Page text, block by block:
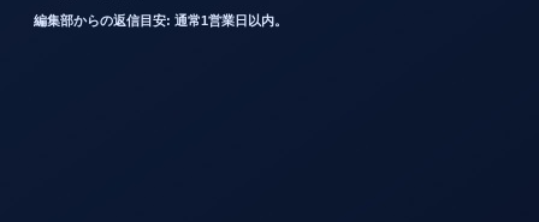
編集部からの返信目安: 通常1営業日以内。